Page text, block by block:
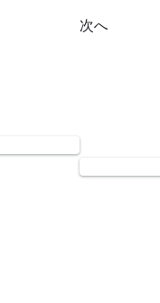
次へ